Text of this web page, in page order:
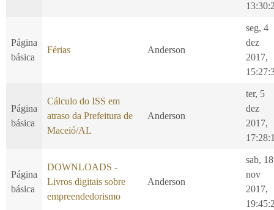
Página
básica
Férias Anderson
seg, 4
dez
2017,
Página
básica
Cálculo do ISS em
atraso da Prefeitura de
Maceió/AL
Anderson
ter, 5
dez
2017,
Página
básica
DOWNLOADS -
Livros digitais sobre
empreendedorismo
Anderson
sab, 18
nov
2017,